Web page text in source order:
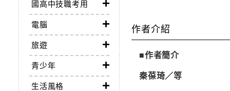
國高中技職考用
電腦
旅遊
青少年
生活風格
作者介紹
■作者簡介
秦葆琦／等